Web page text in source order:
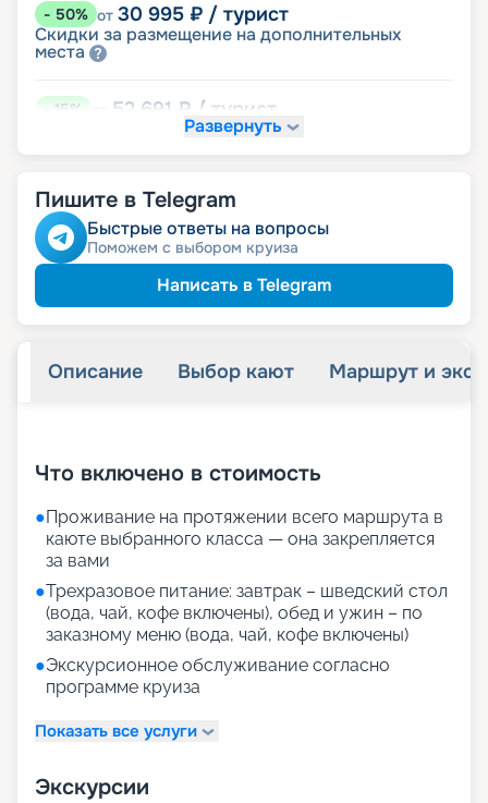
- 50% от 30 995 ₽ / турист
Скидки за размещение на дополнительных
места
15% 52 691 ₽ / турист
55 790
Скидкаименинникам
Скидкамолодожёнам
Скидка на юбилей свадьбы, кратный 5-ти
годам
Развернуть
Пишите в Telegram
Быстрые ответы на вопросы
Поможем с выбором круиза
Написать в Telegram
Описание Выбор кают Маршрут и
Что включено в стоимость
●Проживание на протяжении всего маршрута в
каюте выбранного класса — она закрепляется
за вами
●Трехразовое питание: завтрак – шведский стол
(вода, чай, кофе включены), обед и ужин – по
заказному меню (вода, чай, кофе включены)
●Экскурсионное обслуживание согласно
программе круиза
Показать все услуги
Экскурсии